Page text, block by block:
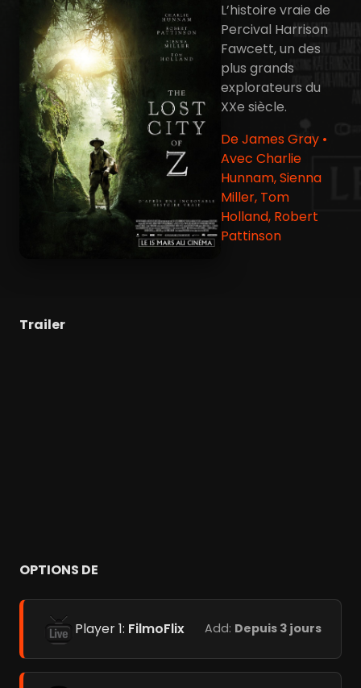
L’histoire vraie de
Percival Harrison
Fawcett, un des
plus grands
explorateurs du
XXe siècle.
De James Gray •
Avec Charlie
Hunnam, Sienna
Miller, Tom
Holland, Robert
Pattinson
Trailer
OPTIONS DE
Player 1: FilmoFlix Add: Depuis 3 jours